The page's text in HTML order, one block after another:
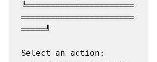
╚══════════════════════
═══════════════════════
═════╝
Select an action: